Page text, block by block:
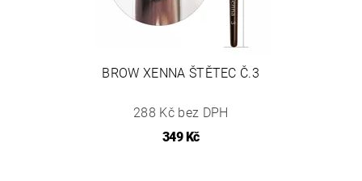
BROW XENNA ŠTĚTEC Č.3
288 Kč bez DPH
349 Kč